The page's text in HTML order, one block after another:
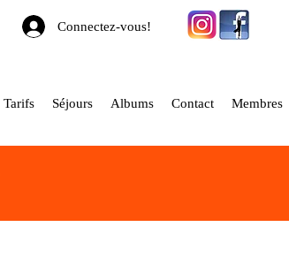
Connectez-vous!
Tarifs Séjours Albums Contact Membres